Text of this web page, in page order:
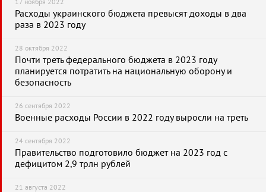
17 ноября 2022
Расходы украинского бюджета превысят доходы в два
раза в 2023 году
28 октября 2022
Почти треть федерального бюджета в 2023 году
планируется потратить на национальную оборону и
безопасность
26 сентября 2022
Военные расходы России в 2022 году выросли на треть
24 сентября 2022
Правительство подготовило бюджет на 2023 год с
дефицитом 2,9 трлн рублей
21 августа 2022